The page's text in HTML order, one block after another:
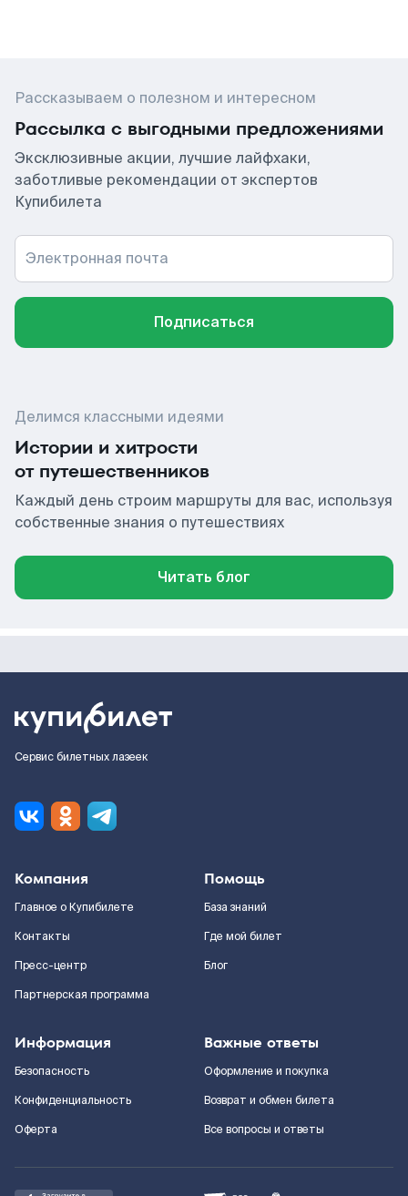
Рассказываем о полезном и интересном
Рассылка с выгодными предложениями
Эксклюзивные акции, лучшие лайфхаки,
заботливые рекомендации от экспертов
Купибилета
Электронная почта
Подписаться
Делимся классными идеями
Истории и хитрости
от путешественников
Каждый день строим маршруты для вас, используя
собственные знания о путешествиях
Читать блог
Сервис билетных лазеек
Компания
Главное о Купибилете
Контакты
Пресс-центр
Партнерская программа
Помощь
База знаний
Где мой билет
Блог
Информация
Безопасность
Конфиденциальность
Оферта
Важные ответы
Оформление и покупка
Возврат и обмен билета
Все вопросы и ответы